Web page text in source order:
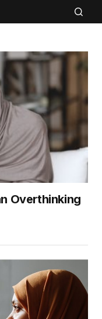
Overthinking